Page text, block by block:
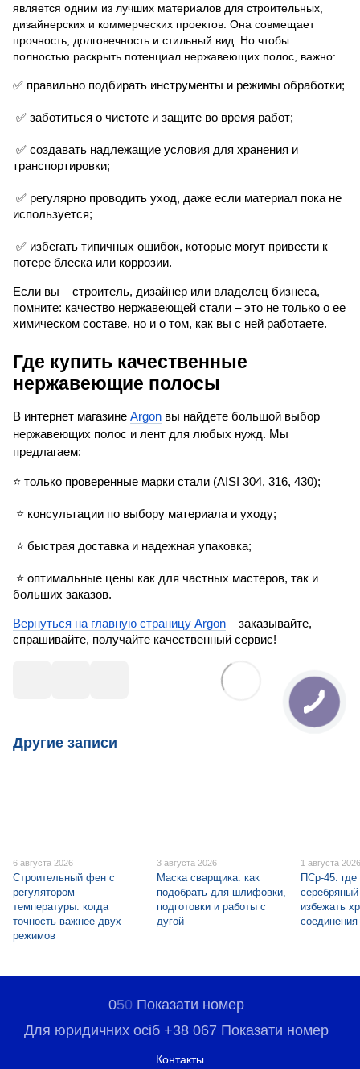
является одним из лучших материалов для строительных,
дизайнерских и коммерческих проектов. Она совмещает
прочность, долговечность и стильный вид. Но чтобы
полностью раскрыть потенциал нержавеющих полос, важно:
✅
✅ заботиться о чистоте и защите во время работ;
✅ создавать надлежащие условия для хранения и
транспортировки;
✅ регулярно проводить уход, даже если материал пока не
используется;
✅ избегать типичных ошибок, которые могут привести к
потере блеска или коррозии.
Если вы – строитель, дизайнер или владелец бизнеса,
помните: качество нержавеющей стали – это не только о ее
химическом составе, но и о том, как вы с ней работаете.
Где купить качественные
нержавеющие полосы
В интернет магазине Argon вы найдете большой выбор
нержавеющих полос и лент для любых нужд. Мы
предлагаем:
⭐ только проверенные марки стали (AISI 304, 316, 430);
⭐ консультации по выбору материала и уходу;
⭐ быстрая доставка и надежная упаковка;
⭐ оптимальные цены как для частных мастеров, так и
больших заказов.
Вернуться на главную страницу Argon – заказывайте,
спрашивайте, получайте качественный сервис!
Другие записи
6 августа 2026
Строительный фен с
регулятором
температуры: когда
точность важнее двух
режимов
3 августа 2026
Маска сварщика: как
подобрать для шлифовки,
подготовки и работы с
дугой
1 августа
ПСр-45: где
избежать
соединения
050 Показати номер
Для юридичних осіб +38 067 Показати номер
Контакты